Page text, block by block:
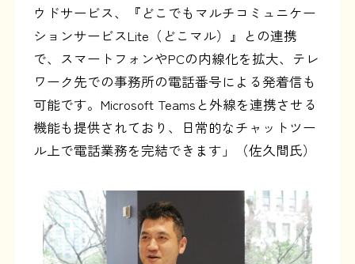
ウドサービス、『どこでもマルチコミュニケー
ションサービスLite（どこマル）』との連携
で、スマートフォンやPCの内線化を拡大、テレ
ワーク先での事務所の電話番号による発着信も
可能です。Microsoft Teamsと外線を連携させる
機能も提供されており、日常的なチャットツー
ル上で電話業務を完結できます」（佐久間氏）